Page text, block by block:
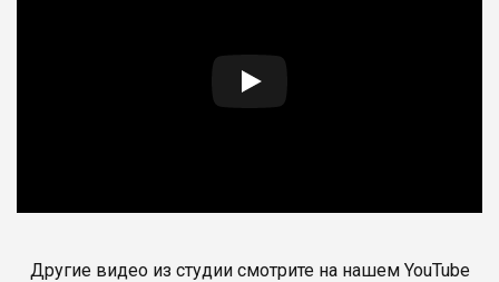
Другие видео из студии смотрите на нашем YouTube